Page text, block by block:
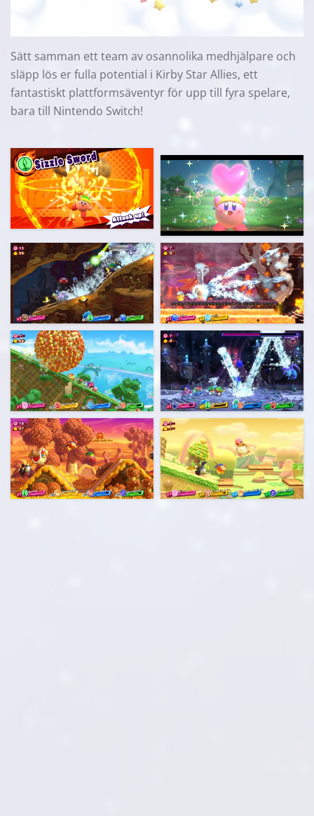
Sätt samman ett team av osannolika medhjälpare och
släpp lös er fulla potential i Kirby Star Allies, ett
fantastiskt plattformsäventyr för upp till fyra spelare,
bara till Nintendo Switch!